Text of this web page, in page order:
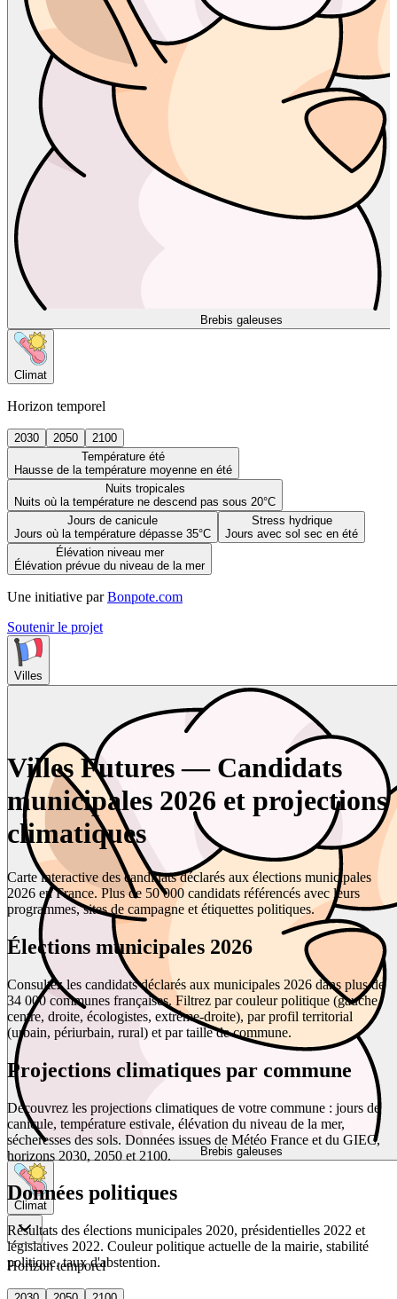
Brebis galeuses
Climat
Horizon temporel
2030 2050
2100
Température été
Hausse de la température moyenne en été
Nuits tropicales
Nuits où la température ne descend pas sous 20°C
Jours de canicule
Jours où la température dépasse 35°C
Stress hydrique
Jours avec sol sec en été
Élévation niveau mer
Élévation prévue du niveau de la mer
Une initiative par Bonpote.com
Soutenir le projet
Villes
Brebis galeuses
Climat
Horizon temporel
Villes Futures — Candidats
municipales 2026 et projections
climatiques
Carte interactive des candidats déclarés aux élections municipales
2026 en France. Plus de 50 000 candidats référencés avec leurs
programmes, sites de campagne et étiquettes politiques.
Élections municipales 2026
Consultez les candidats déclarés aux municipales 2026 dans plus de
34 000 communes françaises. Filtrez par couleur politique (gauche,
centre, droite, écologistes, extrême-droite), par profil territorial
(urbain, périurbain, rural) et par taille de commune.
Projections climatiques par commune
Découvrez les projections climatiques de votre commune : jours de
canicule, température estivale, élévation du niveau de la mer,
sécheresses des sols. Données issues de Météo France et du GIEC,
horizons 2030, 2050 et 2100.
Données politiques
Résultats des élections municipales 2020, présidentielles 2022 et
législatives 2022. Couleur politique actuelle de la mairie, stabilité
politique, taux d'abstention.